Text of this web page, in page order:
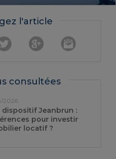
l'article
consultées
2026
dispositif Jeanbrun :
pour investir
locatif ?